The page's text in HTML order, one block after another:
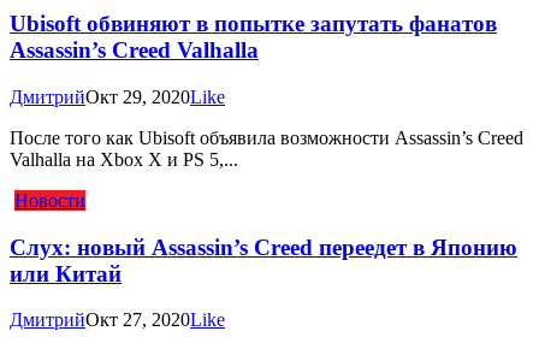
Ubisoft обвиняют в попытке запутать фанатов
Assassin’s Creed Valhalla
ДмитрийОкт 29, 2020Like
После того как Ubisoft объявила возможности Assassin’s Creed
Valhalla на Xbox X и PS 5,...
Новости
Слух: новый Assassin’s Creed переедет в Японию
или Китай
ДмитрийОкт 27, 2020Like